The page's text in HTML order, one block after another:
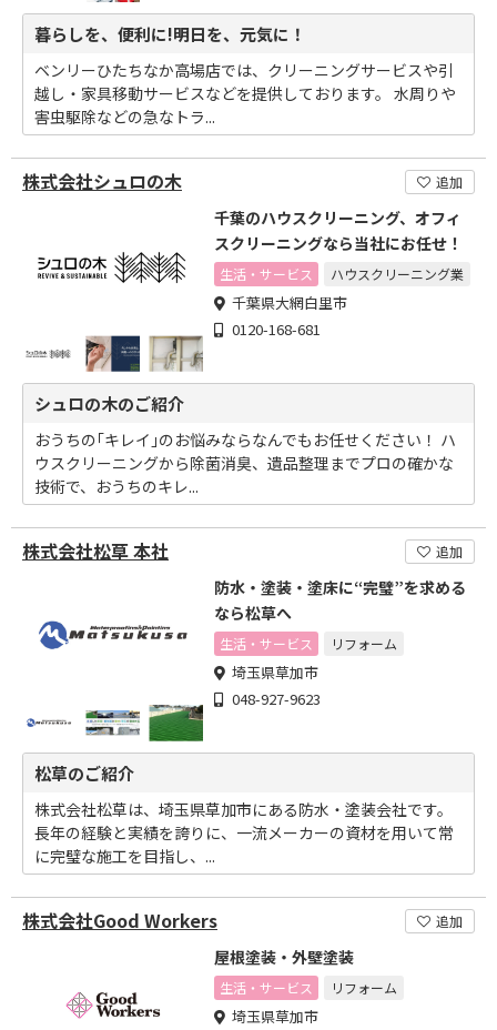
暮らしを、便利に!明日を、元気に！
ベンリーひたちなか高場店では、クリーニングサービスや引
越し・家具移動サービスなどを提供しております。 水周りや
害虫駆除などの急なトラ...
株式会社シュロの木 追加
千葉のハウスクリーニング、オフィ
スクリーニングなら当社にお任せ！
生活・サービス ハウスクリーニング業
千葉県大網白里市
0120-168-681
シュロの木のご紹介
おうちの｢キレイ｣のお悩みならなんでもお任せください！ ハ
ウスクリーニングから除菌消臭、遺品整理までプロの確かな
技術で、おうちのキレ...
株式会社松草 本社 追加
防水・塗装・塗床に“完璧”を求める
なら松草へ
生活・サービス リフォーム
埼玉県草加市
048-927-9623
松草のご紹介
株式会社松草は、埼玉県草加市にある防水・塗装会社です。
長年の経験と実績を誇りに、一流メーカーの資材を用いて常
に完璧な施工を目指し、...
株式会社Good Workers 追加
屋根塗装・外壁塗装
生活・サービス リフォーム
埼玉県草加市